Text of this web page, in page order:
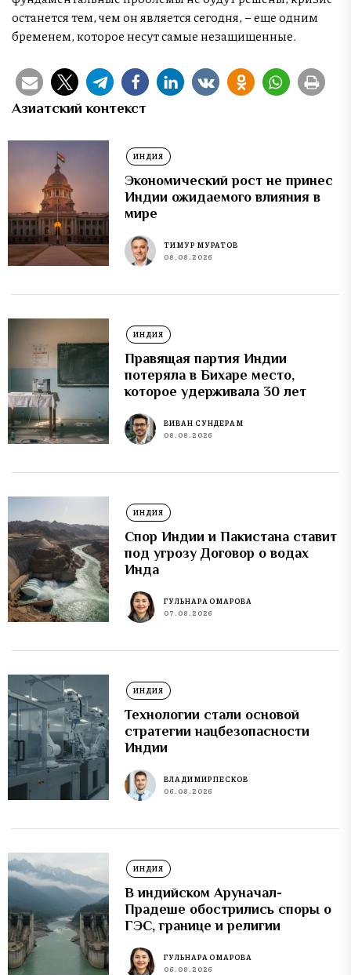
останется тем, чем он является сегодня, – еще одним
бременем, которое несут самые незащищенные.
Азиатский контекст
ИНДИЯ
Экономический рост не принес
Индии ожидаемого влияния в
мире
ТИМУР МУРАТОВ
08.08.2026
ИНДИЯ
Правящая партия Индии
потеряла в Бихаре место,
которое удерживала 30 лет
ВИВАН СУНДЕРАМ
08.08.2026
ИНДИЯ
Спор Индии и Пакистана ставит
под угрозу Договор о водах
Инда
ГУЛЬНАРА ОМАРОВА
07.08.2026
ИНДИЯ
Технологии стали основой
стратегии нацбезопасности
Индии
ВЛАДИМИР ПЕСКОВ
06.08.2026
ИНДИЯ
В индийском Аруначал-
Прадеше обострились споры о
ГЭС, границе и религии
ГУЛЬНАРА ОМАРОВА
06.08.2026